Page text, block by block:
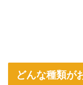
どんな種類が